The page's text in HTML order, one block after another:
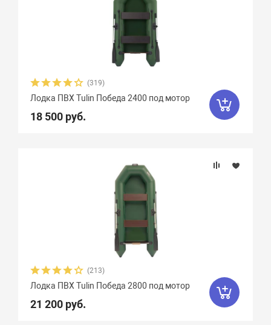
Длина кокпита, см
Диаметр баллона, см
Плотность ткани, г/м2
Грузоподъемность
Пассажировместимость
(319)
Лодка ПВХ Tulin Победа 2400 под мотор
18 500 руб.
(213)
Лодка ПВХ Tulin Победа 2800 под мотор
21 200 руб.